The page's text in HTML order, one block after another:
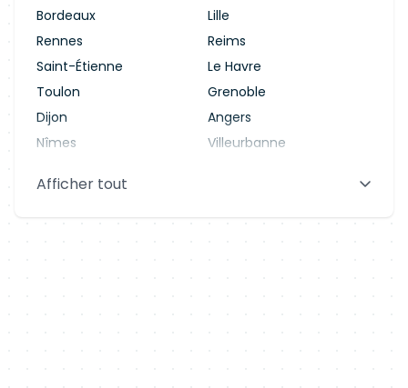
Bordeaux
Lille
Rennes
Reims
Saint-Étienne
Le Havre
Toulon
Grenoble
Dijon
Angers
Nîmes
Villeurbanne
Aix-en-Provence
Afficher tout